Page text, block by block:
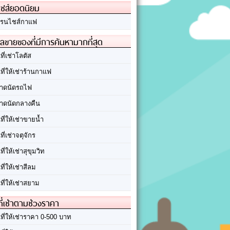
ส์ยอดนิยม
นไชส์กาแฟ
ขายของที่มีการค้นหามากที่สุด
เช่าโลตัส
ให้เช่าร้านกาแฟ
ดนัดรถไฟ
ดนัดกลางคืน
ให้เช่าขายน้ำ
เช่าจตุจักร
ให้เช่าสุขุมวิท
ให้เช่าสีลม
ให้เช่าสยาม
ช่าตามช่วงราคา
ให้เช่าราคา 0-500 บาท